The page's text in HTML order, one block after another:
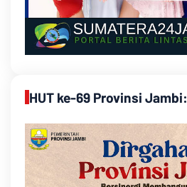
HUT ke-69 Provinsi Jambi: